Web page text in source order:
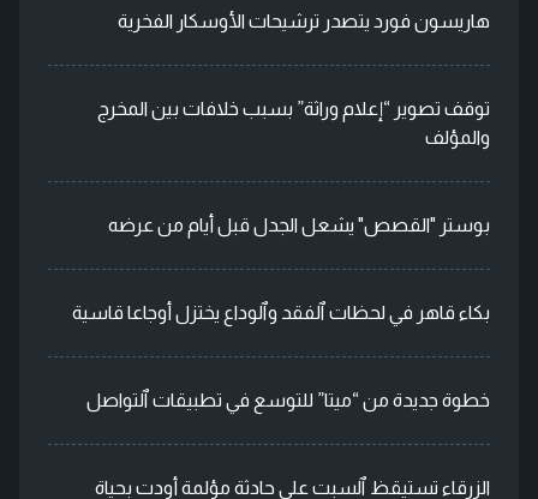
هاريسون فورد يتصدر ترشيحات الأوسكار الفخرية
توقف تصوير “إعلام وراثة” بسبب خلافات بين المخرج
والمؤلف
بوستر "القصص" يشعل الجدل قبل أيام من عرضه
بكاء قاهر في لحظات ٱلفقد وٱلوداع يختزل أوجاعا قاسية
خطوة جديدة من “ميتا” للتوسع في تطبيقات ٱلتواصل
الزرقاء تستيقظ ٱلسبت على حادثة مؤلمة أودت بحياة